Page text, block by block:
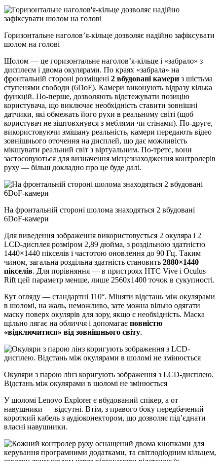
Горизонтальне наголов’я-кільце дозволяє надійно зафіксувати
шолом на голові
Шолом — це горизонтальне наголов’я-кільце і «забрало» з
дисплеєм і двома окулярами. По краях «забрала» на
фронтальній стороні розміщені 2 вбудовані камери з шістьма
ступенями свободи (6DoF). Камери виконують відразу кілька
функцій. По-перше, дозволяють відстежувати позицію
користувача, що виключає необхідність ставити зовнішні
датчики, які обмежать його рухи в реальному світі (щоб
користувач не зіштовхнувся з меблями чи стінами). По-друге,
використовуючи змішану реальність, камери передають відео
зовнішнього оточення на дисплей, що дає можливість
мікшувати реальний світ з віртуальним. По-третє, вони
застосовуються для визначення місцезнаходження контролерів
руху — більш докладно про це буде далі.
На фронтальній стороні шолома знаходяться 2 вбудовані
6DoF-камери
Для виведення зображення використовується 2 окуляра і 2
LCD-дисплея розміром 2,89 дюйма, з роздільною здатністю
1440×1440 пікселів і частотою оновлення до 90 Гц. Таким
чином, загальна роздільна здатність становить 2880×1440
пікселів. Для порівняння — в пристроях HTC Vive і Oculus
Rift цей параметр менше, лише 2560х1400 точок в сукупності.
Кут огляду — стандартні 110°. Міняти відстань між окулярами
в шоломі, на жаль, неможливо, зате можна вільно одягати
маску поверх окулярів для зору, якщо є необхідність. Маска
щільно лягає на обличчя і допомагає повністю
«відключитися» від зовнішнього світу.
Окуляри з парою лінз коригують зображення з LCD-дисплею.
Відстань між окулярами в шоломі не змінюється
У шоломі Lenovo Explorer є вбудований спікер, а от
навушники — відсутні. Втім, з правого боку передбачений
короткий кабель з аудіоконектором, що дозволяє під’єднати
власні навушники.